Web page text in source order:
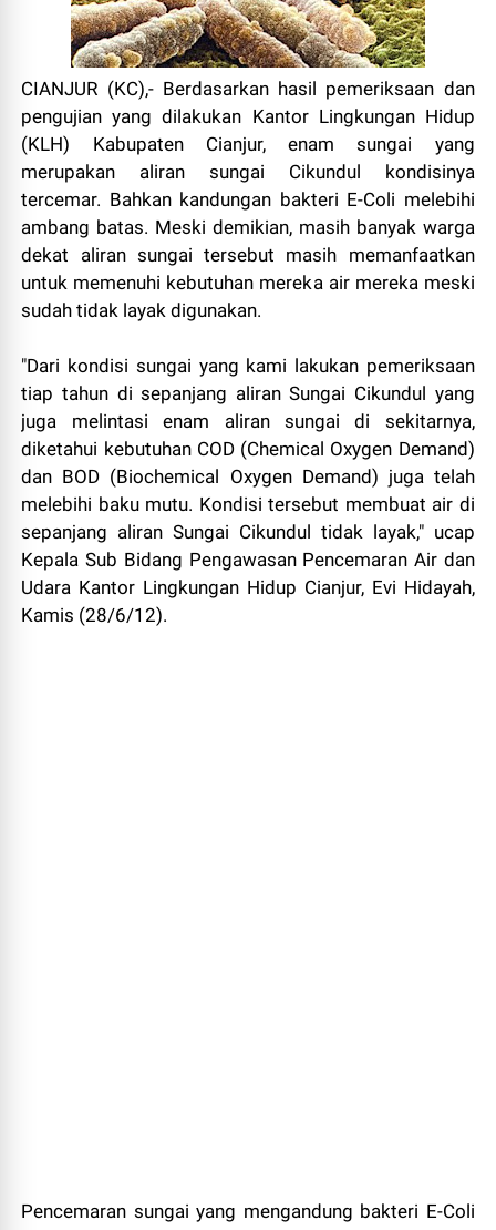
CIANJUR (KC),- Berdasarkan hasil pemeriksaan dan
pengujian yang dilakukan Kantor Lingkungan Hidup
(KLH) Kabupaten Cianjur, enam sungai yang
merupakan aliran sungai Cikundul kondisinya
tercemar. Bahkan kandungan bakteri E-Coli melebihi
ambang batas. Meski demikian, masih banyak warga
dekat aliran sungai tersebut masih memanfaatkan
untuk memenuhi kebutuhan mereka air mereka meski
sudah tidak layak digunakan.
"Dari kondisi sungai yang kami lakukan pemeriksaan
tiap tahun di sepanjang aliran Sungai Cikundul yang
juga melintasi enam aliran sungai di sekitarnya,
diketahui kebutuhan COD (Chemical Oxygen Demand)
dan BOD (Biochemical Oxygen Demand) juga telah
melebihi baku mutu. Kondisi tersebut membuat air di
sepanjang aliran Sungai Cikundul tidak layak," ucap
Kepala Sub Bidang Pengawasan Pencemaran Air dan
Udara Kantor Lingkungan Hidup Cianjur, Evi Hidayah,
Kamis (28/6/12).
Pencemaran sungai yang mengandung bakteri E-Coli